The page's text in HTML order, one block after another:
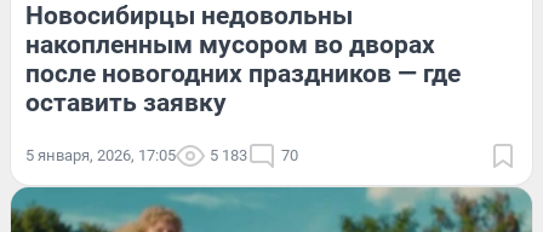
Новосибирцы недовольны
накопленным мусором во дворах
после новогодних праздников — где
оставить заявку
5 января, 2026, 17:05 5 183 70